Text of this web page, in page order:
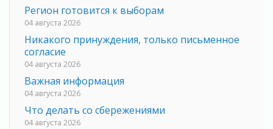
Регион готовится к выборам
04 августа 2026
Никакого принуждения, только письменное
согласие
04 августа 2026
Важная информация
04 августа 2026
Что делать со сбережениями
04 августа 2026